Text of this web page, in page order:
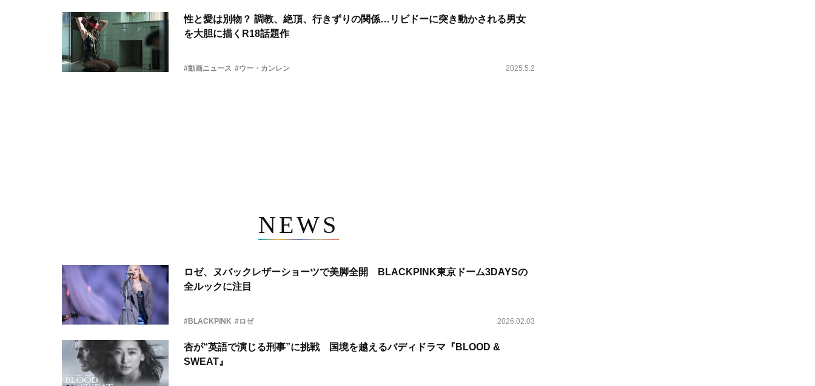
性と愛は別物？ 調教、絶頂、行きずりの関係…リビドーに突き動かされる男女
を大胆に描くR18話題作
#動画ニュース #ウー・カンレン 2025.5.2
NEWS
ロゼ、ヌバックレザーショーツで美脚全開 BLACKPINK東京ドーム3DAYSの
全ルックに注目
#BLACKPINK #ロゼ 2026.02.03
杏が“英語で演じる刑事”に挑戦 国境を越えるバディドラマ『BLOOD &
SWEAT』